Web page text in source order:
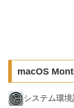
macOS
システム環